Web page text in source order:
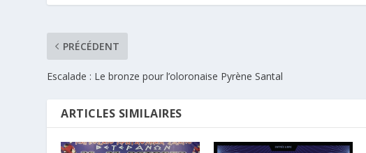
PRÉCÉDENT
Escalade : Le bronze pour l’oloronaise Pyrène Santal
ARTICLES SIMILAIRES